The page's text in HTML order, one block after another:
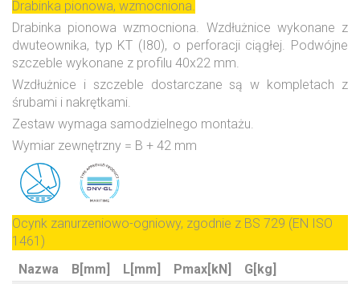
Drabinka pionowa, wzmocniona.
Drabinka pionowa wzmocniona. Wzdłużnice wykonane z
dwuteownika, typ KT (I80), o perforacji ciągłej. Podwójne
szczeble wykonane z profilu 40x22 mm.
Wzdłużnice i szczeble dostarczane są w kompletach z
śrubami i nakrętkami.
Zestaw wymaga samodzielnego montażu.
Wymiar zewnętrzny = B + 42 mm
Ocynk zanurzeniowo-ogniowy, zgodnie z BS 729 (EN ISO
1461)
Nazwa
B[mm] L[mm] Pmax[kN]
G[kg]